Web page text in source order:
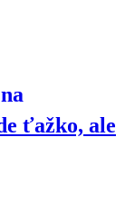
ťažko, ale